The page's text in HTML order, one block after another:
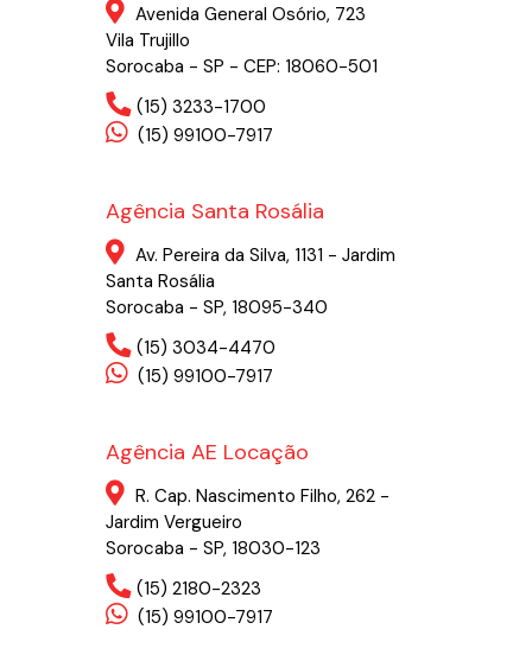
Avenida General Osório, 723
Vila Trujillo
Sorocaba - SP - CEP: 18060-501
(15) 3233-1700
(15) 99100-7917
Agência Santa Rosália
Av. Pereira da Silva, 1131 - Jardim
Santa Rosália
Sorocaba - SP, 18095-340
(15) 3034-4470
(15) 99100-7917
Agência AE Locação
R. Cap. Nascimento Filho, 262 -
Jardim Vergueiro
Sorocaba - SP, 18030-123
(15) 2180-2323
(15) 99100-7917